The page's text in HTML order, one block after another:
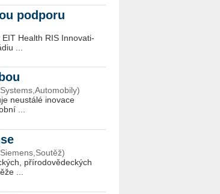
podporu
He­al­th RIS In­no­vati­
...
ne­u­stá­lé ino­va­ce
...
pří­ro­do­vě­dec­kých
...